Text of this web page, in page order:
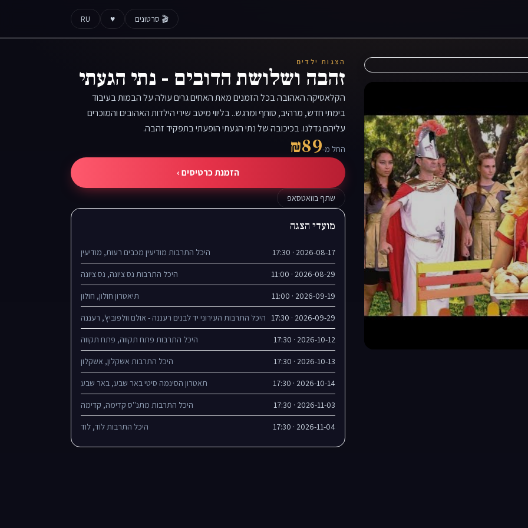
🎬 סרטונים ♥
RU
הצגות ילדים
זהבה ושלושת הדובים - נתי הגעתי
הקלאסיקה האהובה בכל הזמנים מאת האחים גרים עולה על הבמות בעיבוד
בימתי חדש, מרהיב, סוחף ומרגש.. בליווי מיטב שירי הילדות האהובים והמוכרים
עליהם גדלנו. בכיכובה של נתי הגעתי הופעתי בתפקיד זהבה.
החל מ-₪89
הזמנת כרטיסים ›
שתף בוואטסאפ
מועדי הצגה
2026-08-17 · 17:30 היכל התרבות מודיעין מכבים רעות, מודיעין
2026-08-29 · 11:00 היכל התרבות נס ציונה, נס ציונה
2026-09-19 · 11:00 תיאטרון חולון, חולון
2026-09-29 · 17:30 היכל התרבות העירוני יד לבנים רעננה - אולם וולפוביץ', רעננה
2026-10-12 · 17:30 היכל התרבות פתח תקווה, פתח תקווה
2026-10-13 · 17:30 היכל התרבות אשקלון, אשקלון
2026-10-14 · 17:30 תאטרון הסינמה סיטי באר שבע, באר שבע
2026-11-03 · 17:30 היכל התרבות מתנ''ס קדימה‏‎, קדימה
2026-11-04 · 17:30 היכל התרבות לוֹד, לוד